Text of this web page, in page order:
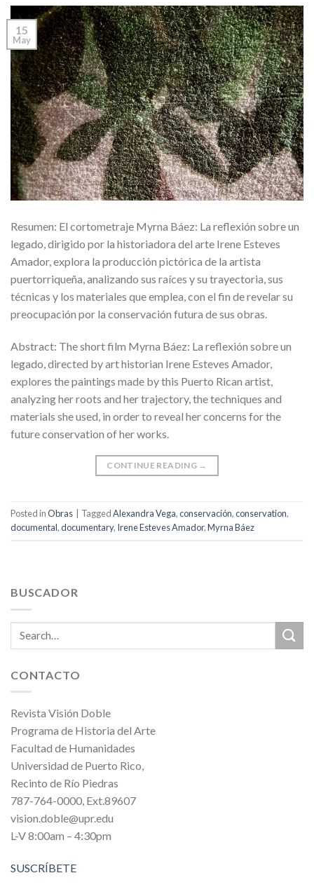
15
May
Resumen: El cortometraje Myrna Báez: La reflexión sobre un
legado, dirigido por la historiadora del arte Irene Esteves
Amador, explora la producción pictórica de la artista
puertorriqueña, analizando sus raíces y su trayectoria, sus
técnicas y los materiales que emplea, con el fin de revelar su
preocupación por la conservación futura de sus obras.
Abstract: The short film Myrna Báez: La reflexión sobre un
legado, directed by art historian Irene Esteves Amador,
explores the paintings made by this Puerto Rican artist,
analyzing her roots and her trajectory, the techniques and
materials she used, in order to reveal her concerns for the
future conservation of her works.
CONTINUE READING →
Posted inObras TaggedAlexandra Vega,conservación,conservation,
documental,documentary, Irene Esteves Amador,Myrna Báez
BUSCADOR
CONTACTO
Revista Visión Doble
Programa de Historia del Arte
Facultad de Humanidades
Universidad de Puerto Rico,
Recinto de Río Piedras
787-764-0000, Ext.89607
vision.doble@upr.edu
L-V 8:00am – 4:30pm
SUSCRÍBETE